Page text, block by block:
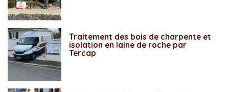
Traitement des bois de charpente et
isolation en laine de roche par
Tercap